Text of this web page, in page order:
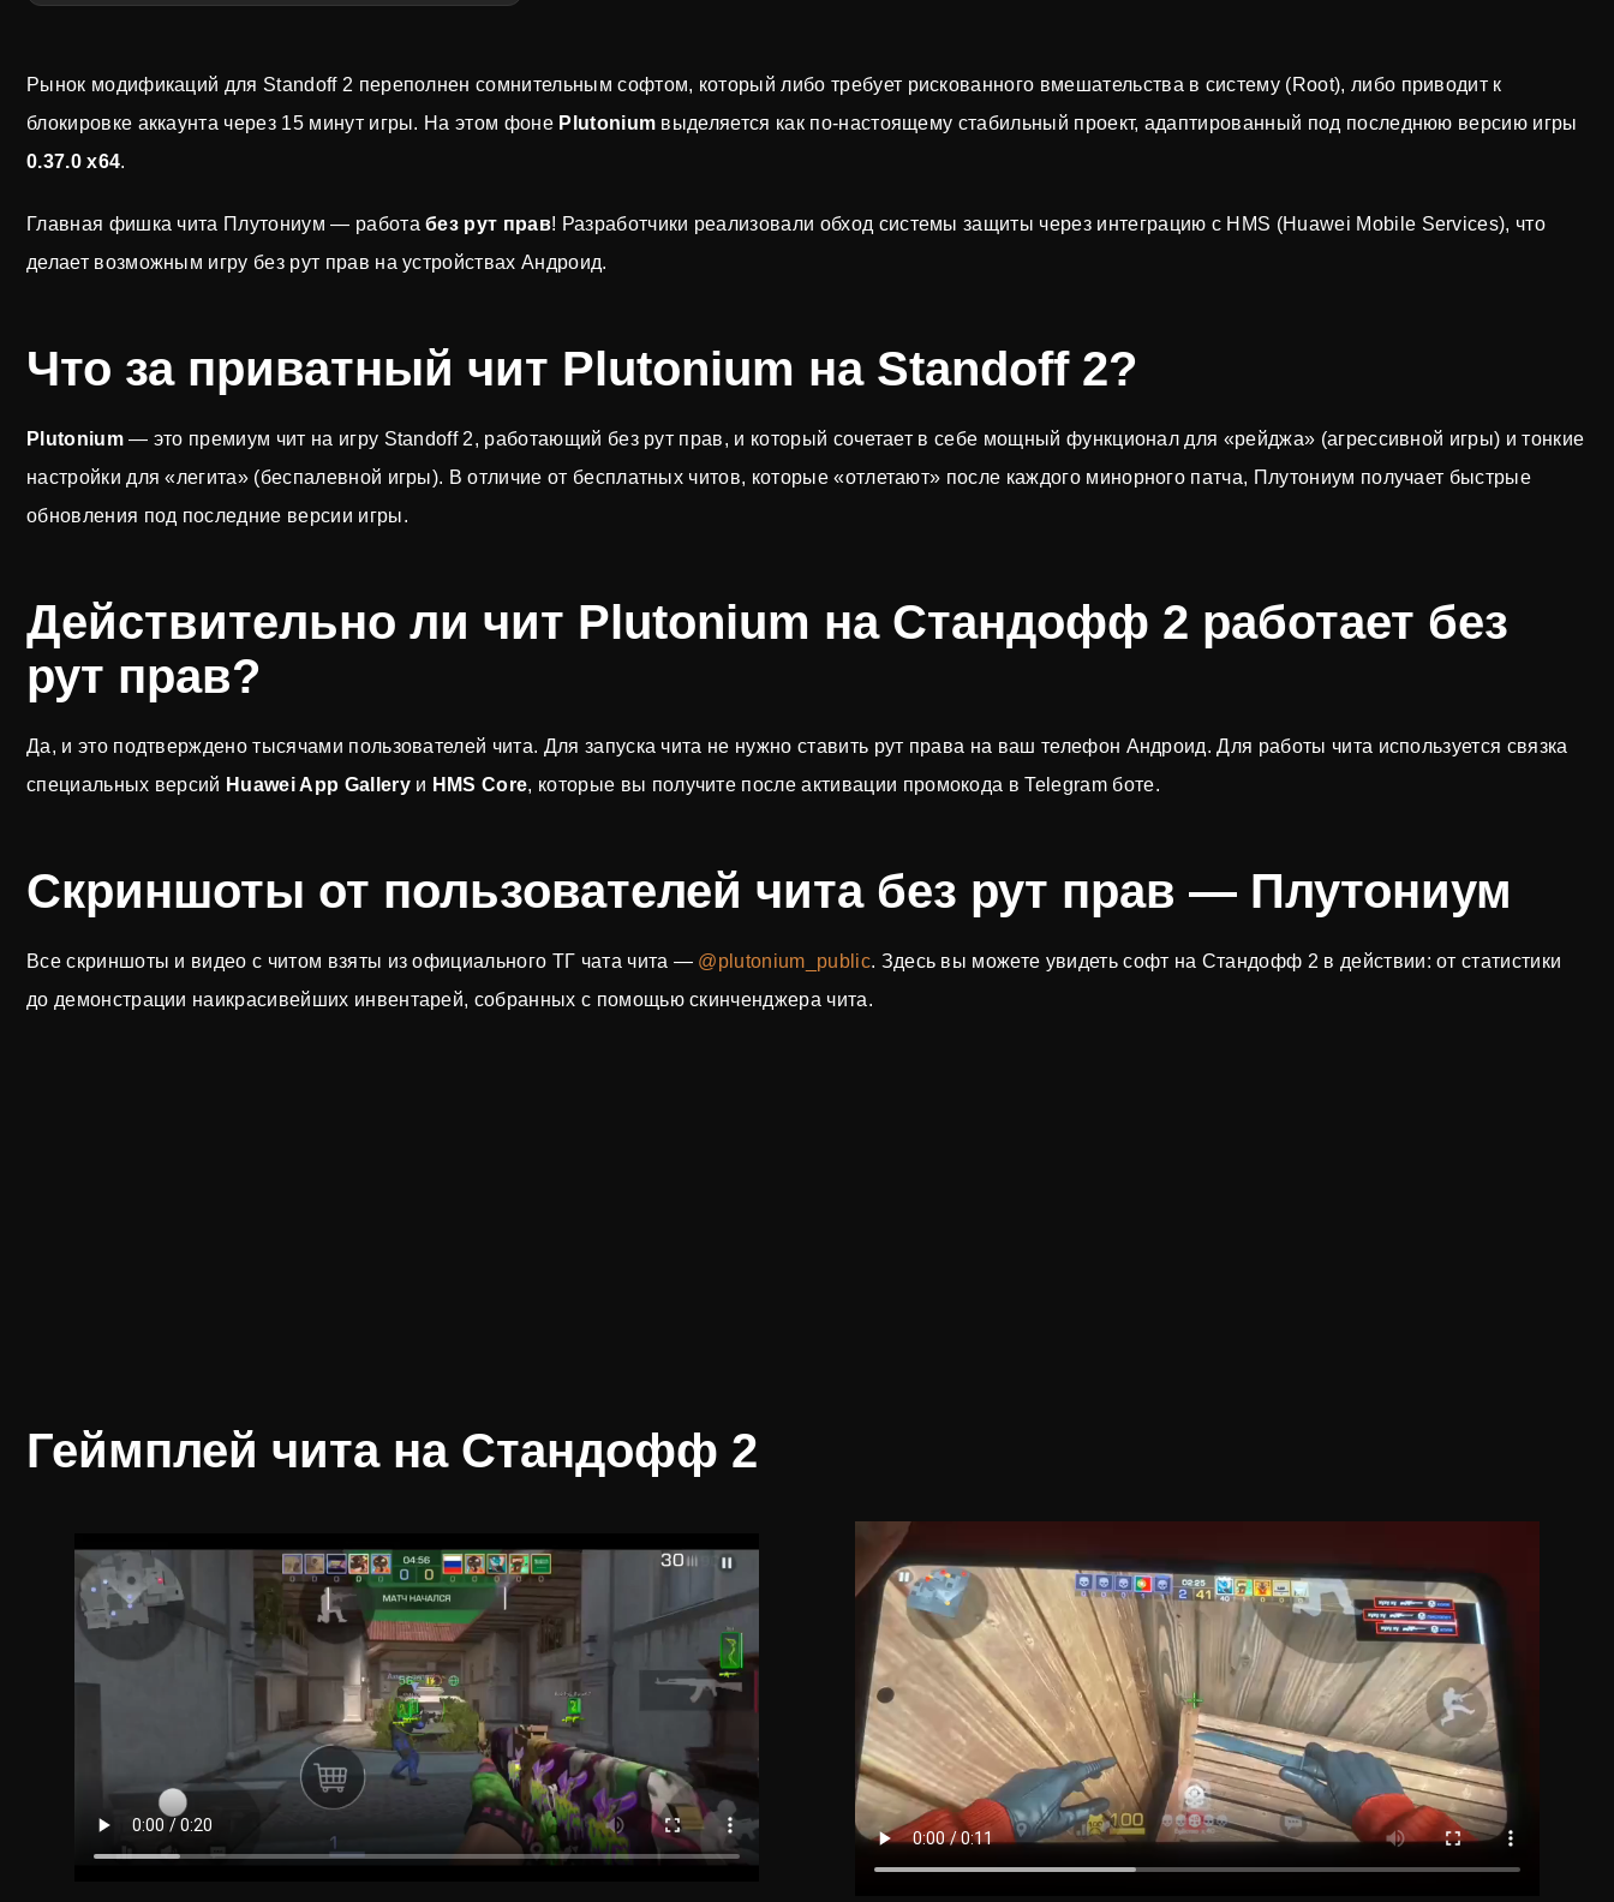
Рынок модификаций для Standoff 2 переполнен сомнительным софтом, который либо требует рискованного вмешательства в систему (Root), либо приводит к
блокировке аккаунта через 15 минут игры. На этом фоне Plutonium выделяется как по-настоящему стабильный проект, адаптированный под последнюю версию игры
0.37.0 x64.
Главная фишка чита Плутониум — работабез рут прав! Разработчики реализовали обход системы защиты через интеграцию с HMS (Huawei Mobile Services), что
делает возможным игру без рут прав на устройствах Андроид.
Что за приватный чит Plutonium на Standoff 2?
Plutonium— это премиум чит на игру Standoff 2, работающий без рут прав, и который сочетает в себе мощный функционал для «рейджа» (агрессивной игры) и тонкие
настройки для «легита» (беспалевной игры). В отличие от бесплатных читов, которые «отлетают» после каждого минорного патча, Плутониум получает быстрые
обновления под последние версии игры.
Действительно ли чит Plutonium на Стандофф 2 работает без
рут прав?
Да, и это подтверждено тысячами пользователей чита. Для запуска чита не нужно ставить рут права на ваш телефон Андроид. Для работы чита используется связка
специальных версий Huawei App Galleryи HMS Core, которые вы получите после активации промокода в Telegram боте.
Скриншоты от пользователей чита без рут прав — Плутониум
Все скриншоты и видео с читом взяты из официального ТГ чата чита — @plutonium_public. Здесь вы можете увидеть софт на Стандофф 2 в действии: от статистики
до демонстрации наикрасивейших инвентарей, собранных с помощью скинченджера чита.
Геймплей чита на Стандофф 2